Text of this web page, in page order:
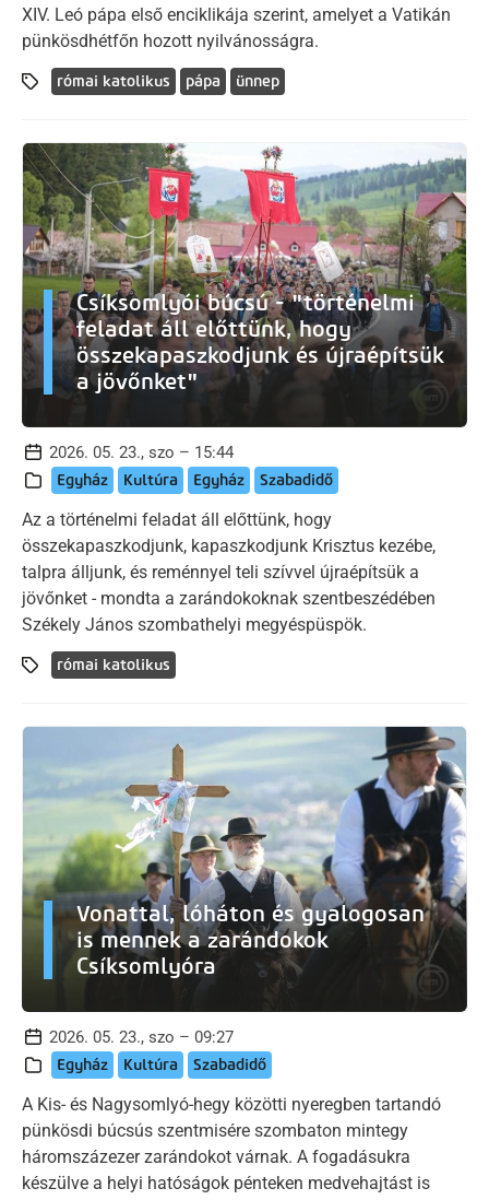
XIV. Leó pápa első enciklikája szerint, amelyet a Vatikán
pünkösdhétfőn hozott nyilvánosságra.
római katolikus pápa ünnep
Csíksomlyói búcsú - "történelmi
feladat áll előttünk, hogy
összekapaszkodjunk és újraépítsük
a jövőnket"
2026. 05. 23., szo – 15:44
Egyház Kultúra Egyház Szabadidő
Az a történelmi feladat áll előttünk, hogy
összekapaszkodjunk, kapaszkodjunk Krisztus kezébe,
talpra álljunk, és reménnyel teli szívvel újraépítsük a
jövőnket - mondta a zarándokoknak szentbeszédében
Székely János szombathelyi megyéspüspök.
római katolikus
Vonattal, lóháton és gyalogosan
is mennek a zarándokok
Csíksomlyóra
2026. 05. 23., szo – 09:27
Egyház Kultúra Szabadidő
A Kis- és Nagysomlyó-hegy közötti nyeregben tartandó
pünkösdi búcsús szentmisére szombaton mintegy
háromszázezer zarándokot várnak. A fogadásukra
készülve a helyi hatóságok pénteken medvehajtást is